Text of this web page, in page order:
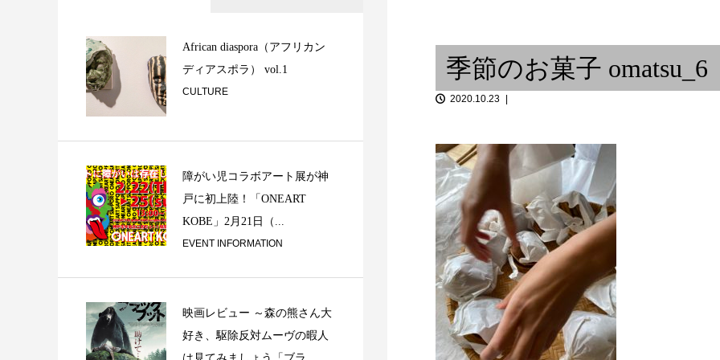
Occident...
飲みで、私と。その4
裏オーダー
Maximalism or Minimalism
音楽と料理 / 或るベーシストの
思考回路 ⑤
季節のお菓子 omatsu_6
2020.10.23
African diaspora（アフリカン
ディアスポラ） vol.1
CULTURE
障がい児コラボアート展が神
戸に初上陸！「ONEART
KOBE」2月21日（...
EVENT INFORMATION
映画レビュー ～森の熊さん大
好き、駆除反対ムーヴの暇人